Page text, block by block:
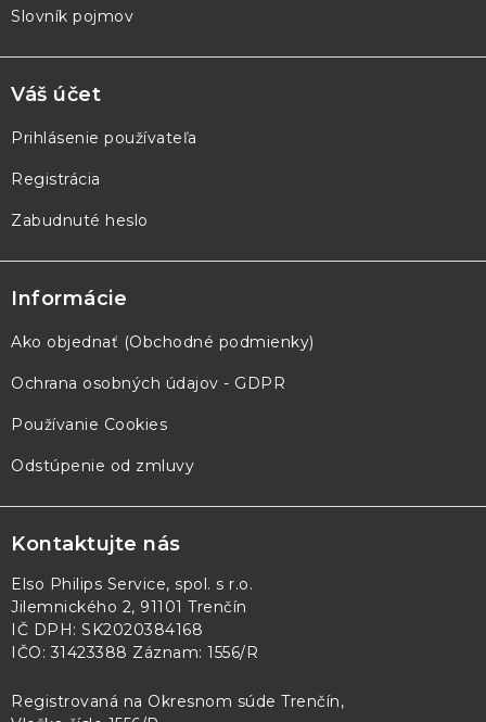
Slovník pojmov
Váš účet
Prihlásenie používateľa
Registrácia
Zabudnuté heslo
Informácie
Ako objednať (Obchodné podmienky)
Ochrana osobných údajov - GDPR
Používanie Cookies
Odstúpenie od zmluvy
Kontaktujte nás
Elso Philips Service, spol. s r.o.
Jilemnického 2, 91101 Trenčín
IČ DPH: SK2020384168
IČO: 31423388 Záznam: 1556/R
Registrovaná na Okresnom súde Trenčín,